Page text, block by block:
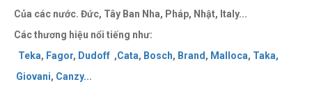
Của các nước. Đức, Tây Ban Nha, Pháp, Nhật, Italy...
Các thương hiệu nổi tiếng như:
Teka, Fagor, Dudoff ,Cata, Bosch, Brand, Malloca, Taka,
Giovani, Canzy...